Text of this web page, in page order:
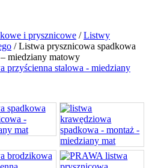
i prysznicowe /Listwy
/ Listwa prysznicowa spadkowa
miedziany matowy